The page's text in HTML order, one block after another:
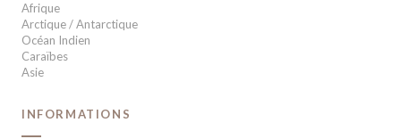
Afrique
Arctique / Antarctique
Océan Indien
Caraïbes
Asie
INFORMATIONS